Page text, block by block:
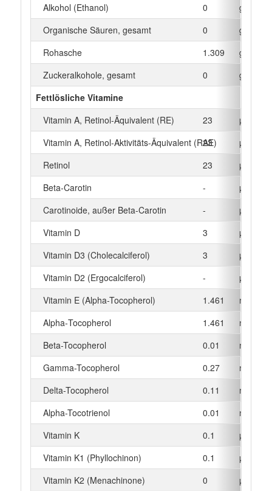
Alkohol (Ethanol)
0
g
Organische Säuren, gesamt
0
g
Rohasche
1.309
g
Zuckeralkohole, gesamt
0
g
Fettlösliche Vitamine
Vitamin A, Retinol-Äquivalent (RE)
23
µg
Vitamin A, Retinol-Aktivitäts-Äquivalent (RAE)
23
µg
Retinol
23
µg
Beta‑Carotin
-
µg
Carotinoide, außer Beta-Carotin
-
µg
Vitamin D
3
µg
Vitamin D3 (Cholecalciferol)
3
µg
Vitamin D2 (Ergocalciferol)
-
µg
Vitamin E (Alpha-Tocopherol)
1.461
mg
Alpha‑Tocopherol
1.461
mg
Beta-Tocopherol
0.01
mg
Gamma-Tocopherol
0.27
mg
Delta-Tocopherol
0.11
mg
Alpha-Tocotrienol
0.01
mg
Vitamin K
0.1
µg
Vitamin K1 (Phyllochinon)
0.1
µg
Vitamin K2 (Menachinone)
0
µg